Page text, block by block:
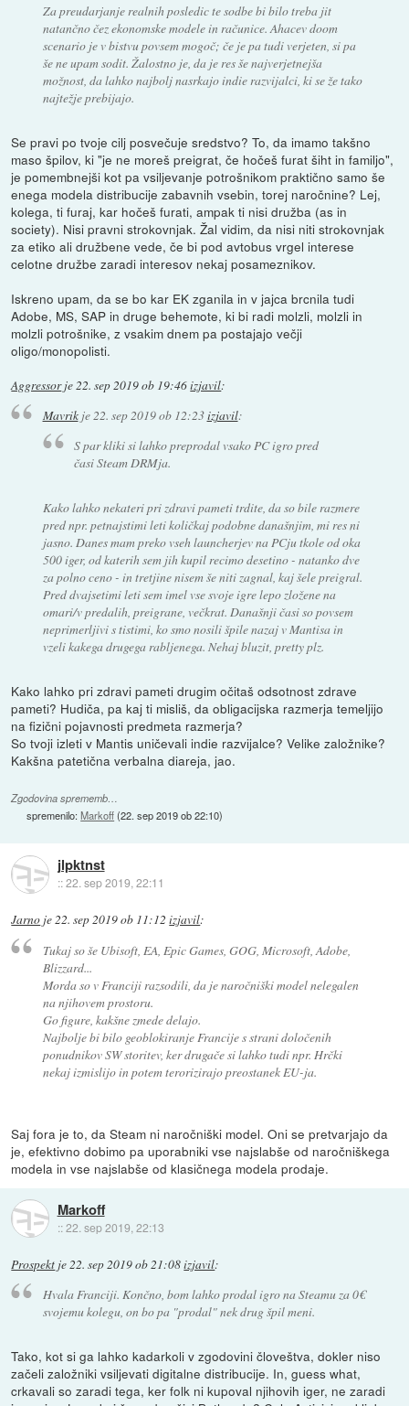
Za preudarjanje realnih posledic te sodbe bi bilo treba jit
natančno čez ekonomske modele in računice. Ahacev doom
scenario je v bistvu povsem mogoč; če je pa tudi verjeten, si pa
še ne upam sodit. Žalostno je, da je res še najverjetnejša
možnost, da lahko najbolj nasrkajo indie razvijalci, ki se že tako
najtežje prebijajo.
Se pravi po tvoje cilj posvečuje sredstvo? To, da imamo takšno
maso špilov, ki "je ne moreš preigrat, če hočeš furat šiht in familjo",
je pomembnejši kot pa vsiljevanje potrošnikom praktično samo še
enega modela distribucije zabavnih vsebin, torej naročnine? Lej,
kolega, ti furaj, kar hočeš furati, ampak ti nisi družba (as in
society). Nisi pravni strokovnjak. Žal vidim, da nisi niti strokovnjak
za etiko ali družbene vede, če bi pod avtobus vrgel interese
celotne družbe zaradi interesov nekaj posameznikov.
Iskreno upam, da se bo kar EK zganila in v jajca brcnila tudi
Adobe, MS, SAP in druge behemote, ki bi radi molzli, molzli in
molzli potrošnike, z vsakim dnem pa postajajo večji
oligo/monopolisti.
Aggressorje22. sep 2019 ob 19:46izjavil:
Mavrikje22. sep 2019 ob 12:23izjavil:
S par kliki si lahko preprodal vsako PC igro pred
časi Steam DRMja.
Kako lahko nekateri pri zdravi pameti trdite, da so bile razmere
pred npr. petnajstimi leti količkaj podobne današnjim, mi res ni
jasno. Danes mam preko vseh launcherjev na PCju tkole od oka
500 iger, od katerih sem jih kupil recimo desetino - natanko dve
za polno ceno - in tretjine nisem še niti zagnal, kaj šele preigral.
Pred dvajsetimi leti sem imel vse svoje igre lepo zložene na
omari/v predalih, preigrane, večkrat. Današnji časi so povsem
neprimerljivi s tistimi, ko smo nosili špile nazaj v Mantisa in
vzeli kakega drugega rabljenega. Nehaj bluzit, pretty plz.
Kako lahko pri zdravi pameti drugim očitaš odsotnost zdrave
pameti? Hudiča, pa kaj ti misliš, da obligacijska razmerja temeljijo
na fizični pojavnosti predmeta razmerja?
So tvoji izleti v Mantis uničevali indie razvijalce? Velike založnike?
Kakšna patetična verbalna diareja, jao.
Zgodovina sprememb…
spremenilo:Markoff(22. sep 2019 ob 22:10)
jlpktnst
::22. sep 2019, 22:11
Jarno je22. sep 2019 ob 11:12 izjavil:
Tukaj so še Ubisoft, EA, Epic Games, GOG, Microsoft, Adobe,
Blizzard...
Morda so v Franciji razsodili, da je naročniški model nelegalen
na njihovem prostoru.
Go figure, kakšne zmede delajo.
Najbolje bi bilo geoblokiranje Francije s strani določenih
ponudnikov SW storitev, ker drugače si lahko tudi npr. Hrčki
nekaj izmislijo in potem terorizirajo preostanek EU-ja.
Saj fora je to, da Steam ni naročniški model. Oni se pretvarjajo da
je, efektivno dobimo pa uporabniki vse najslabše od naročniškega
modela in vse najslabše od klasičnega modela prodaje.
Markoff
::22. sep 2019, 22:13
Prospekt je22. sep 2019 ob 21:08izjavil:
Hvala Franciji. Končno, bom lahko prodal igro na Steamu za 0€
svojemu kolegu, on bo pa "prodal" nek drug špil meni.
Tako, kot si ga lahko kadarkoli v zgodovini človeštva, dokler niso
začeli založniki vsiljevati digitalne distribucije. In, guess what,
crkavali so zaradi tega, ker folk ni kupoval njihovih iger, ne zaradi